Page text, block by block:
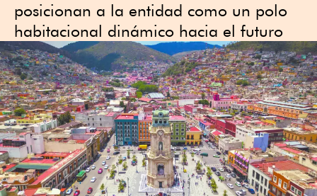
posicionan a la entidad como un polo
habitacional dinámico hacia el futuro